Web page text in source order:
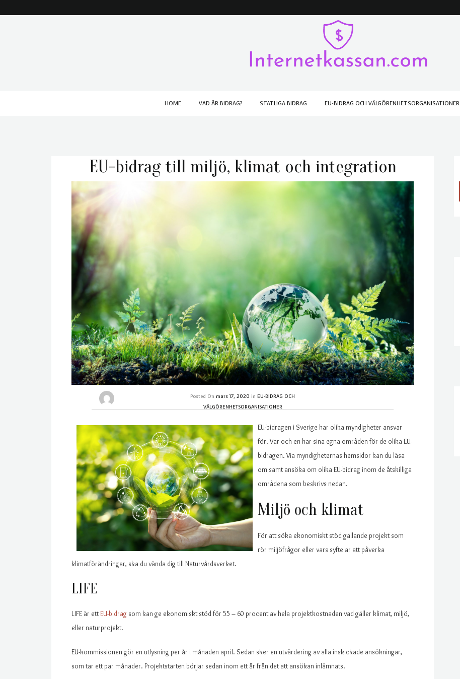
HOME VAD ÄR BIDRAG? STATLIGA BIDRAG EU-BIDRAG OCH VÄLGÖRENHETSORGANISATIONER
EU-bidrag till miljö, klimat och integration
Posted On mars 17, 2020 in EU-BIDRAG OCH
VÄLGÖRENHETSORGANISATIONER
EU-bidragen i Sverige har olika myndigheter ansvar
för. Var och en har sina egna områden för de olika EU-
bidragen. Via myndigheternas hemsidor kan du läsa
om samt ansöka om olika EU-bidrag inom de åtskilliga
områdena som beskrivs nedan.
Miljö och klimat
För att söka ekonomiskt stöd gällande projekt som
rör miljöfrågor eller vars syfte är att påverka
klimatförändringar, ska du vända dig till Naturvårdsverket.
LIFE
LIFE är ettEU-bidrag som kan ge ekonomiskt stöd för 55 – 60 procent av hela projektkostnaden vad gäller klimat, miljö,
eller naturprojekt.
EU-kommissionen gör en utlysning per år i månaden april. Sedan sker en utvärdering av alla inskickade ansökningar,
som tar ett par månader. Projektstarten börjar sedan inom ett år från det att ansökan inlämnats.